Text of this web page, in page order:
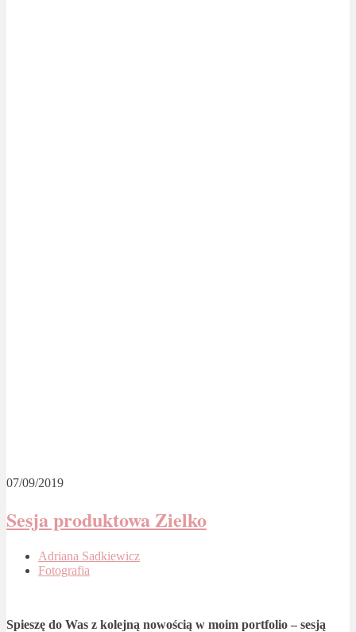
07/09/2019
Sesja produktowa Zielko
Adriana Sadkiewicz
Fotografia
Spieszę do Was z kolejną nowością w moim portfolio – sesją